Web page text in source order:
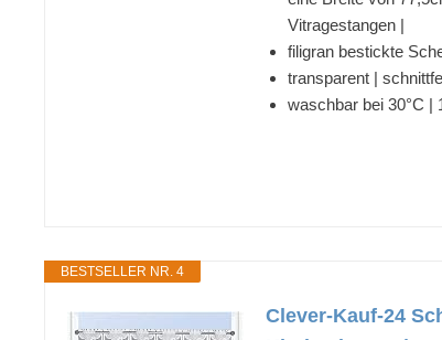
Vitragestangen |
filigran bestickte
transparent |
waschbar bei 30°C |
BESTSELLER NR. 4
Clever-Kauf-24